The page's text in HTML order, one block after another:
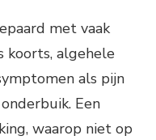
met vaak
koorts, algehele
als pijn
Een
waarop niet op